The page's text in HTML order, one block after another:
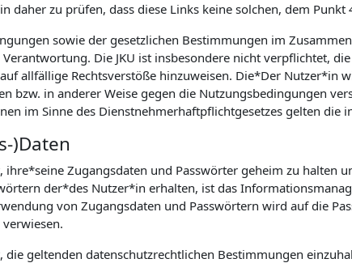
daher zu prüfen, dass diese Links keine solchen, dem
sowie der gesetzlichen Bestimmungen im
Die JKU ist insbesondere nicht verpflichtet,
allfällige Rechtsverstöße hinzuweisen. Die*Der Nutzer*in
bzw. in anderer Weise gegen die Nutzungsbedingungen
im Sinne des Dienstnehmerhaftpflichtgesetzes gelten die
)Daten
Zugangsdaten und Passwörter geheim zu halten
der*des Nutzer*in erhalten, ist das
von Zugangsdaten und Passwörtern wird auf die
verwiesen.
geltenden datenschutzrechtlichen Bestimmungen